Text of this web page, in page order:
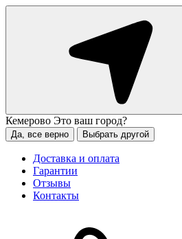
Кемерово Это ваш город?
Да, все верно Выбрать другой
Доставка и оплата
Гарантии
Отзывы
Контакты